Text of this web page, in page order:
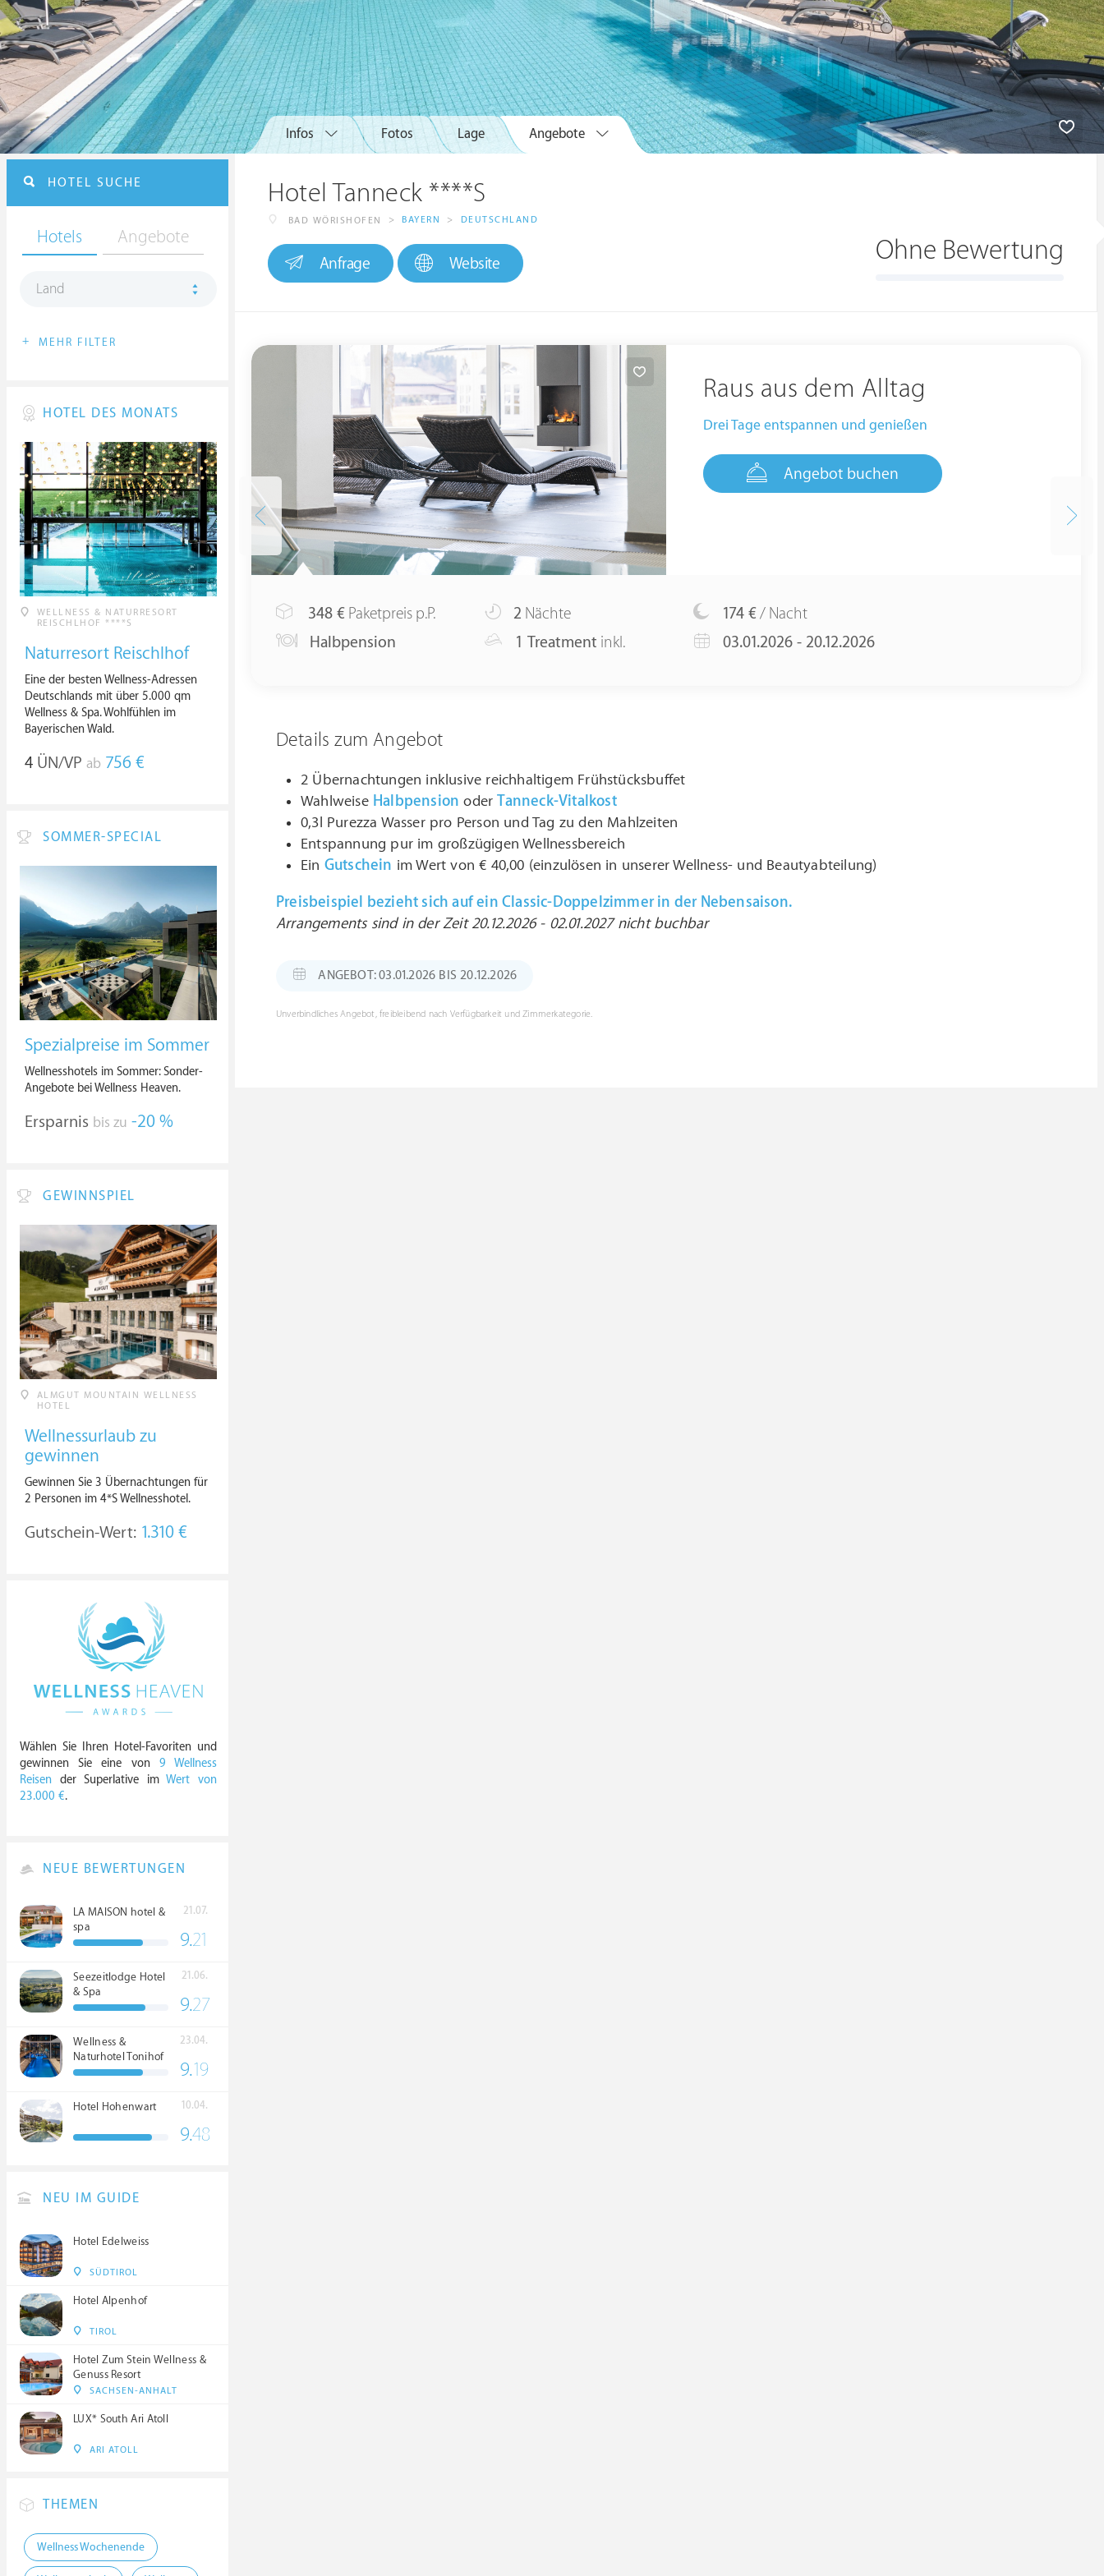
Infos Fotos Lage Angebote
Hotel Tanneck ****S
BAD WÖRISHOFEN > BAYERN > DEUTSCHLAND
Anfrage Website Ohne Bewertung
Raus aus dem Alltag
Drei Tage entspannen und genießen
Angebot buchen
348 € Paketpreis p.P.
Halbpension
2 Nächte
1 Treatment inkl.
174 €/ Nacht
03.01.2026 - 20.12.2026
Details zum Angebot
2 Übernachtungen inklusive reichhaltigem Frühstücksbuffet
Wahlweise Halbpension oderTanneck-Vitalkost
0,3l Purezza Wasser pro Person und Tag zu den Mahlzeiten
Entspannung pur im großzügigen Wellnessbereich
Ein Gutschein im Wert von € 40,00 (einzulösen in unserer Wellness- und Beautyabteilung)
Preisbeispiel bezieht sich auf ein Classic-Doppelzimmer in der Nebensaison.
Arrangements sind in der Zeit 20.12.2026 - 02.01.2027 nicht buchbar
ANGEBOT: 03.01.2026 BIS 20.12.2026
Unverbindliches Angebot, freibleibend nach Verfügbarkeit und Zimmerkategorie.
HOTEL SUCHE
Hotels Angebote
Land
+ MEHR FILTER
HOTEL DES MONATS
WELLNESS & NATURRESORT
REISCHLHOF ****S
Naturresort Reischlhof
Eine der besten Wellness-Adressen
Deutschlands mit über 5.000 qm
Wellness & Spa. Wohlfühlen im
Bayerischen Wald.
4 ÜN/VP ab 756 €
SOMMER-SPECIAL
Spezialpreise im Sommer
Wellnesshotels im Sommer: Sonder-
Angebote bei Wellness Heaven.
Ersparnis bis zu -20 %
GEWINNSPIEL
ALMGUT MOUNTAIN WELLNESS
HOTEL
Wellnessurlaub zu
gewinnen
Gewinnen Sie 3 Übernachtungen für
2 Personen im 4*S Wellnesshotel.
Gutschein-Wert: 1.310 €
Wählen Sie Ihren Hotel-Favoriten und
gewinnen Sie eine von 9 Wellness
Reisen der Superlative imWert von
23.000 €.
NEUE BEWERTUNGEN
LA MAISON hotel &
spa
21.07.
9.21
Seezeitlodge Hotel
& Spa
21.06.
9.27
Wellness &
Naturhotel Tonihof
****S
23.04.
9.19
Hotel Hohenwart 10.04.
9.48
NEU IM GUIDE
Hotel Edelweiss
SÜDTIROL
Hotel Alpenhof
TIROL
Hotel Zum Stein Wellness &
Genuss Resort
SACHSEN-ANHALT
LUX* South Ari Atoll
ARI ATOLL
THEMEN
Wellness Wochenende